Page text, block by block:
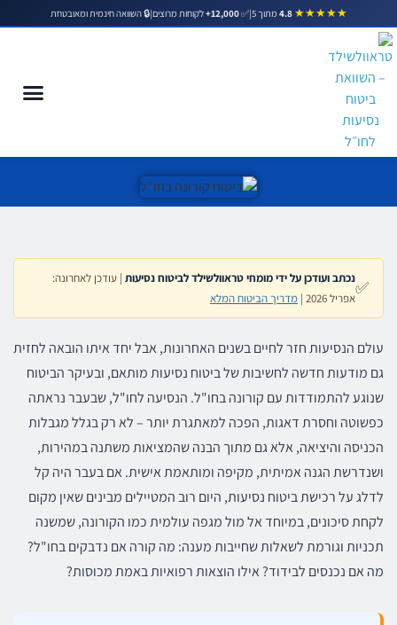
★★★★★
4.8 מתוך 5 |
✅
12,000+ לקוחות מרוצים|🔒 השוואה חינמית ומאובטחת
✅נכתב ועודכן על ידי מומחי טראוולשילד לביטוח נסיעות | עודכן לאחרונה:
אפריל 2026 |
מדריך הביטוח המלא
עולם הנסיעות חזר לחיים בשנים האחרונות, אבל יחד איתו הובאה לחזית
גם מודעות חדשה לחשיבות של ביטוח נסיעות מותאם, ובעיקר הביטוח
שנוגע להתמודדות עם קורונה בחו"ל. הנסיעה לחו"ל, שבעבר נראתה
כפשוטה וחסרת דאגות, הפכה למאתגרת יותר – לא רק בגלל מגבלות
הכניסה והיציאה, אלא גם מתוך הבנה שהמציאות משתנה במהירות,
ושנדרשת הגנה אמיתית, מקיפה ומותאמת אישית. אם בעבר היה קל
לדלג על רכישת ביטוח נסיעות, היום רוב המטיילים מבינים שאין מקום
לקחת סיכונים, במיוחד אל מול מגפה עולמית כמו הקורונה, שמשנה
תכניות וגורמת לשאלות שחייבות מענה: מה קורה אם נדבקים בחו"ל?
מה אם נכנסים לבידוד? אילו הוצאות רפואיות באמת מכוסות?